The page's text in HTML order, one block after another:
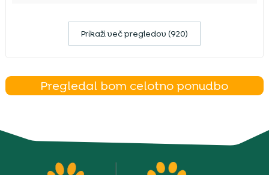
Prikaži več pregledov (920)
Pregledal bom celotno ponudbo